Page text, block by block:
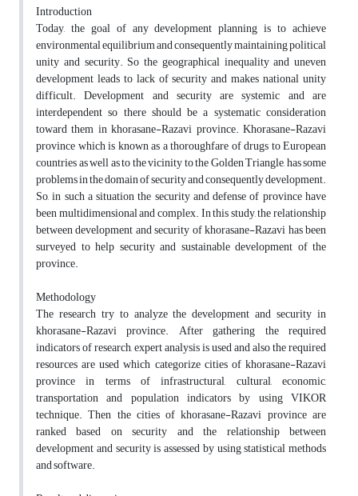
Introduction
Today, the goal of any development planning is to achieve
environmental equilibrium and consequently maintaining political
unity and security. So the geographical inequality and uneven
development leads to lack of security and makes national unity
difficult. Development and security are systemic and are
interdependent so there should be a systematic consideration
toward them in khorasane-Razavi province. Khorasane-Razavi
province which is known as a thoroughfare of drugs to European
countries as well as to the vicinity to the Golden Triangle, has some
problems in the domain of security and consequently development.
So, in such a situation the security and defense of province have
been multidimensional and complex. In this study, the relationship
between development and security of khorasane-Razavi has been
surveyed to help security and sustainable development of the
province.
Methodology
The research try to analyze the development and security in
khorasane-Razavi province. After gathering the required
indicators of research, expert analysis is used and also the required
resources are used which categorize cities of khorasane-Razavi
province in terms of infrastructural, cultural, economic,
transportation and population indicators by using VIKOR
technique. Then the cities of khorasane-Razavi province are
ranked based on security and the relationship between
development and security is assessed by using statistical methods
and software.